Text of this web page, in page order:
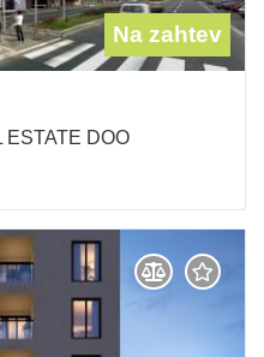
Na zahtev
ESTATE DOO